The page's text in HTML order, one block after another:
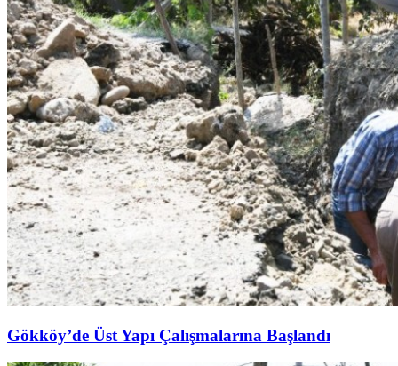
Gökköy’de Üst Yapı Çalışmalarına Başlandı